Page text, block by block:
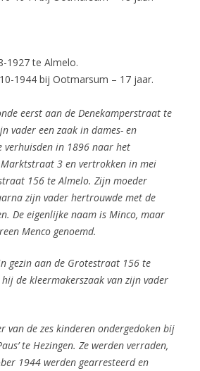
1927 te Almelo.
1944 bij Ootmarsum – 17 jaar.
eerst aan de Denekamperstraat te
vader een zaak in dames- en
verhuisden in 1896 naar het
3 en vertrokken in mei
156 te Almelo. Zijn moeder
zijn vader hertrouwde met de
De eigenlijke naam is Minco, maar
Menco genoemd.
gezin aan de Grotestraat 156 te
de kleermakerszaak van zijn vader
van de zes kinderen ondergedoken bij
te Hezingen. Ze werden verraden,
1944 werden gearresteerd en